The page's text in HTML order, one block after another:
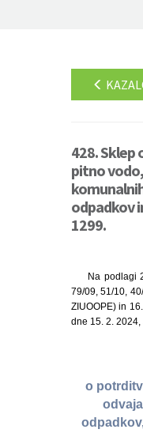
428. Sklep
pitno
odpadkov
1299.
Na podlagi
79/09, 51/10,
ZIUOOPE) in
dne 15. 2. 2024,
o